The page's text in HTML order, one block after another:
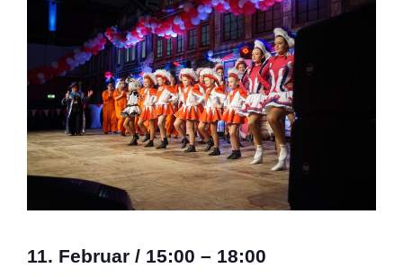
11. Februar / 15:00 – 18:00